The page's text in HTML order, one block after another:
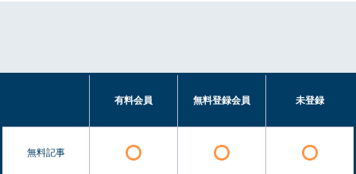
有料会員 無料登録会員 未登録
無料記事